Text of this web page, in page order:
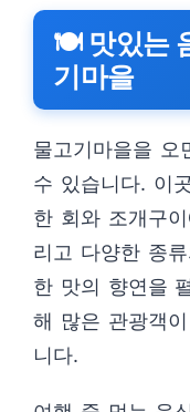
🍽️ 맛있는
기마을
물고기마을을 오
수 있습니다. 이
한 회와 조개구
리고 다양한 종
한 맛의 향연을
해 많은 관광객
니다.